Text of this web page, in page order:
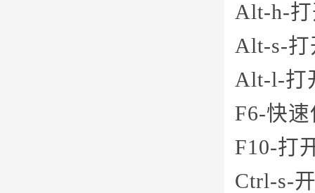
Alt-h-
Alt-s-打
Alt-l-打
F6-快
F10-打
Ctrl-s-